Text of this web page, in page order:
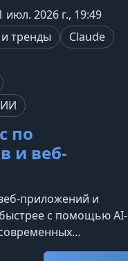
июл. 2026 г., 19:49
тренды
Claude
по
и веб-
приложений и
с помощью AI-
подойдет даже тем,